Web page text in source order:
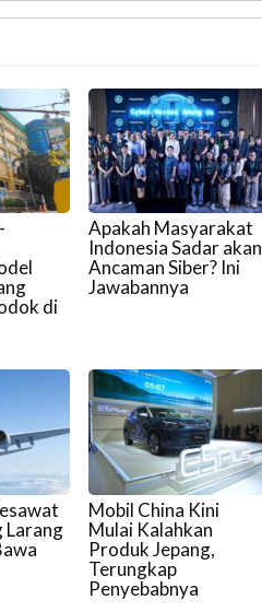
di
Apakah Masyarakat
Indonesia Sadar akan
Ancaman Siber? Ini
Jawabannya
Larang
Mobil China Kini
Mulai Kalahkan
Produk Jepang,
Terungkap
Penyebabnya